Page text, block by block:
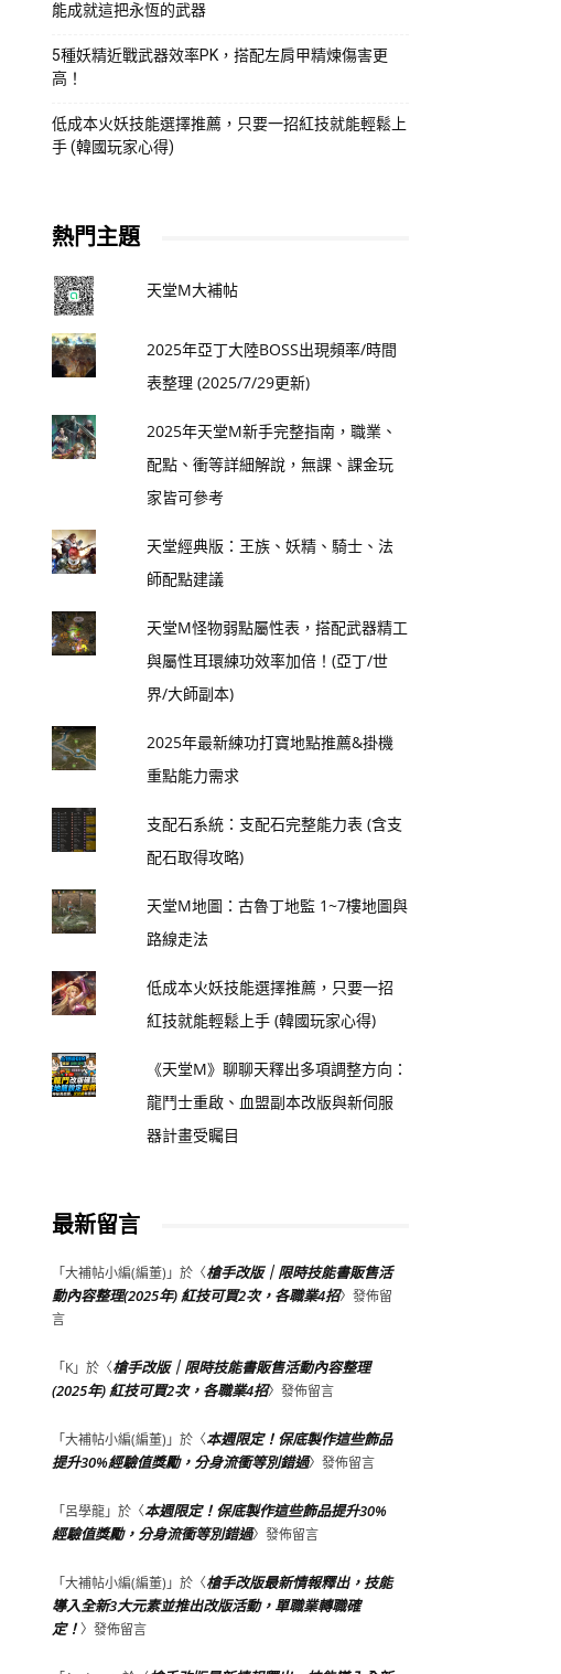
能成就這把永恆的武器
5種妖精近戰武器效率PK，搭配左肩甲精煉傷害更
高！
低成本火妖技能選擇推薦，只要一招紅技就能輕鬆上
手 (韓國玩家心得)
熱門主題
天堂M大補帖
2025年亞丁大陸BOSS出現頻率/時間
表整理 (2025/7/29更新)
2025年天堂M新手完整指南，職業、
配點、衝等詳細解說，無課、課金玩
家皆可參考
天堂經典版：王族、妖精、騎士、法
師配點建議
天堂M怪物弱點屬性表，搭配武器精工
與屬性耳環練功效率加倍！(亞丁/世
界/大師副本)
2025年最新練功打寶地點推薦&掛機
重點能力需求
支配石系統：支配石完整能力表 (含支
配石取得攻略)
天堂M地圖：古魯丁地監 1~7樓地圖與
路線走法
低成本火妖技能選擇推薦，只要一招
紅技就能輕鬆上手 (韓國玩家心得)
《天堂M》聊聊天釋出多項調整方向：
龍鬥士重啟、血盟副本改版與新伺服
器計畫受矚目
最新留言
「大補帖小編(編董) 」於〈槍手改版｜限時技能書販售活
動內容整理(2025年) 紅技可買2次，各職業4招〉發佈留
言
「K」於〈槍手改版｜限時技能書販售活動內容整理
(2025年) 紅技可買2次，各職業4招〉發佈留言
「大補帖小編(編董) 」於〈本週限定！保底製作這些飾品
提升30%經驗值獎勵，分身流衝等別錯過〉發佈留言
「呂學龍」於〈本週限定！保底製作這些飾品提升30%
經驗值獎勵，分身流衝等別錯過〉發佈留言
「大補帖小編(編董) 」於〈槍手改版最新情報釋出，技能
導入全新3大元素並推出改版活動，單職業轉職確
定！〉發佈留言